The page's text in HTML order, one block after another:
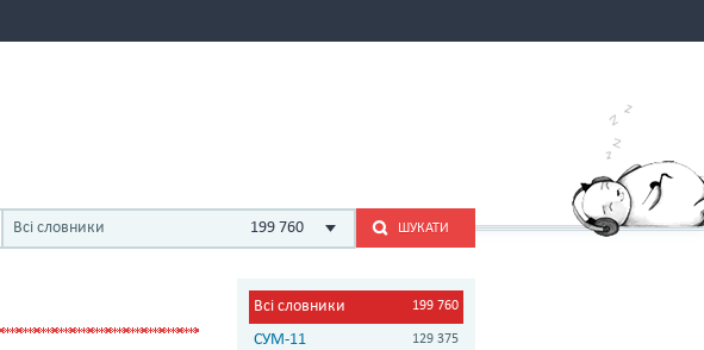
Всі словники 199 760 ШУКАТИ
Всі словники 199 760
СУМ-11 129 375